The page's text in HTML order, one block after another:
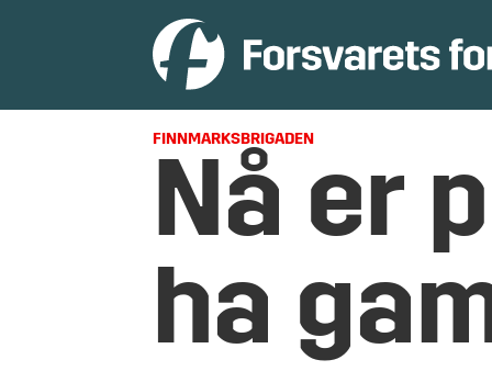
FINNMARKSBRIGADEN
Nå er
ha